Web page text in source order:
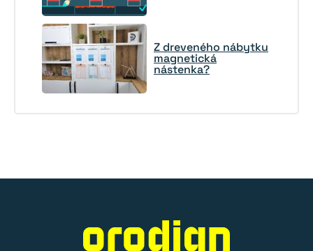
Z dreveného nábytku
magnetická
nástenka?